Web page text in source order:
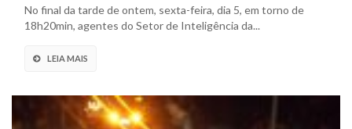
No final da tarde de ontem, sexta-feira, dia 5, em torno de
18h20min, agentes do Setor de Inteligência da...
LEIA MAIS